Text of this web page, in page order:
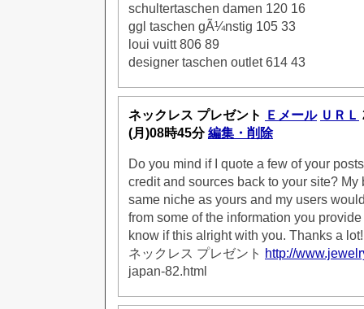
schultertaschen damen 120 16
ggl taschen gÃ¼nstig 105 33
loui vuitt 806 89
designer taschen outlet 614 43
ネックレス プレゼント Ｅメール ＵＲＬ
(月)08時45分編集・削除
Do you mind if I quote a few of your
credit and sources back to your site? My
same niche as yours and my users
from some of the information you
know if this alright with you. Thanks a lot!
ネックレス プレゼント http://
japan-82.html